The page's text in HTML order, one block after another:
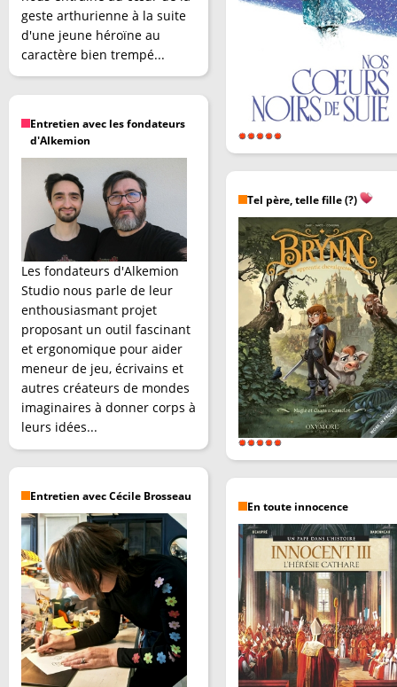
geste arthurienne à la suite
d'une jeune héroïne au
caractère bien trempé...
Entretien avec les fondateurs
d'Alkemion
Les fondateurs d'Alkemion
Studio nous parle de leur
enthousiasmant projet
proposant un outil fascinant
et ergonomique pour aider
meneur de jeu, écrivains et
autres créateurs de mondes
imaginaires à donner corps à
leurs idées...
Entretien avec Cécile Brosseau
Tel père, telle fille (?)
En toute innocence